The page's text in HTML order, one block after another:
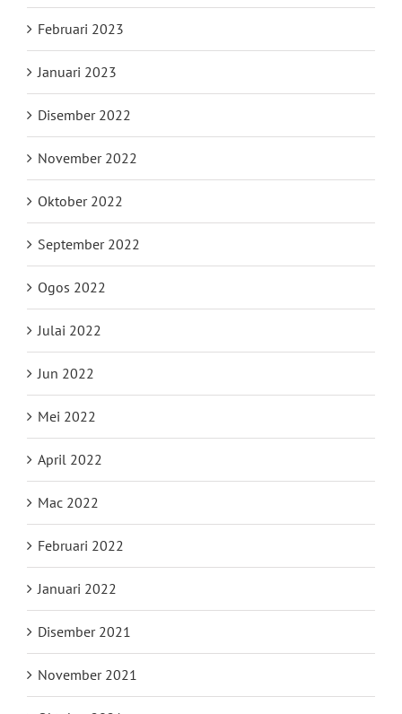
Februari 2023
Januari 2023
Disember 2022
November 2022
Oktober 2022
September 2022
Ogos 2022
Julai 2022
Jun 2022
Mei 2022
April 2022
Mac 2022
Februari 2022
Januari 2022
Disember 2021
November 2021